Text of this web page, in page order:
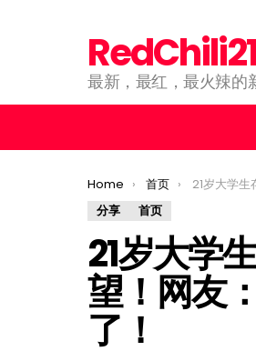
RedChili21
最新，最红，最火辣的
You are here:
Home 首页
21岁大学生存款
分享
首页
21岁大学
望！网友
了！